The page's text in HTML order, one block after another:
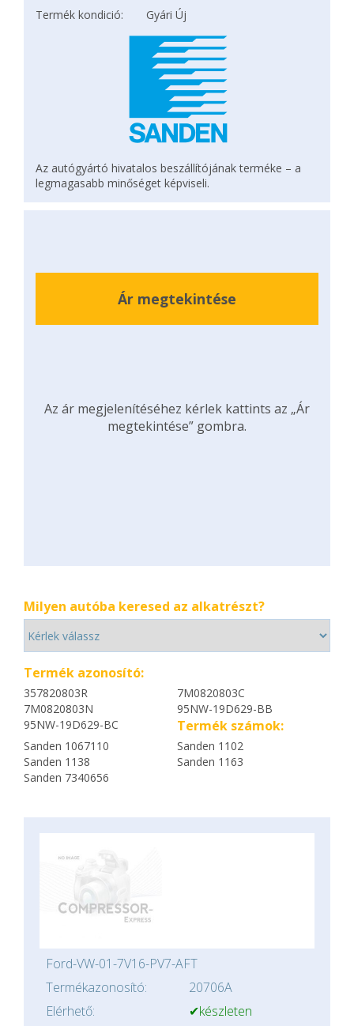
Termék kondició:
Gyári Új
Az autógyártó hivatalos beszállítójának terméke – a
legmagasabb minőséget képviseli.
Ár megtekintése
Az ár megjelenítéséhez kérlek kattints az „Ár
megtekintése” gombra.
Milyen autóba keresed az alkatrészt?
Termék azonosító:
357820803R
7M0820803C
7M0820803N
95NW-19D629-BB
95NW-19D629-BC
Termék számok:
Sanden 1067110
Sanden 1102
Sanden 1138
Sanden 1163
Sanden 7340656
Ford-VW-01-7V16-PV7-AFT
Termékazonosító:
20706A
Elérhető:
✔készleten